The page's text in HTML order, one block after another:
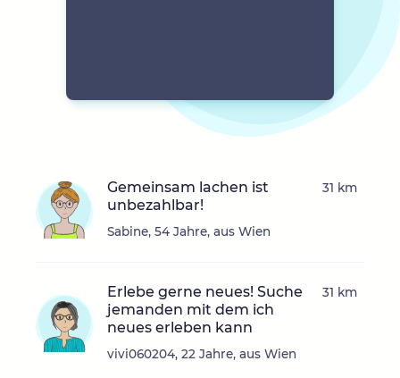
Gemeinsam lachen ist
unbezahlbar!
Sabine, 54 Jahre, aus Wien
31 km
Erlebe gerne neues! Suche
jemanden mit dem ich
neues erleben kann
vivi060204, 22 Jahre, aus Wien
31 km